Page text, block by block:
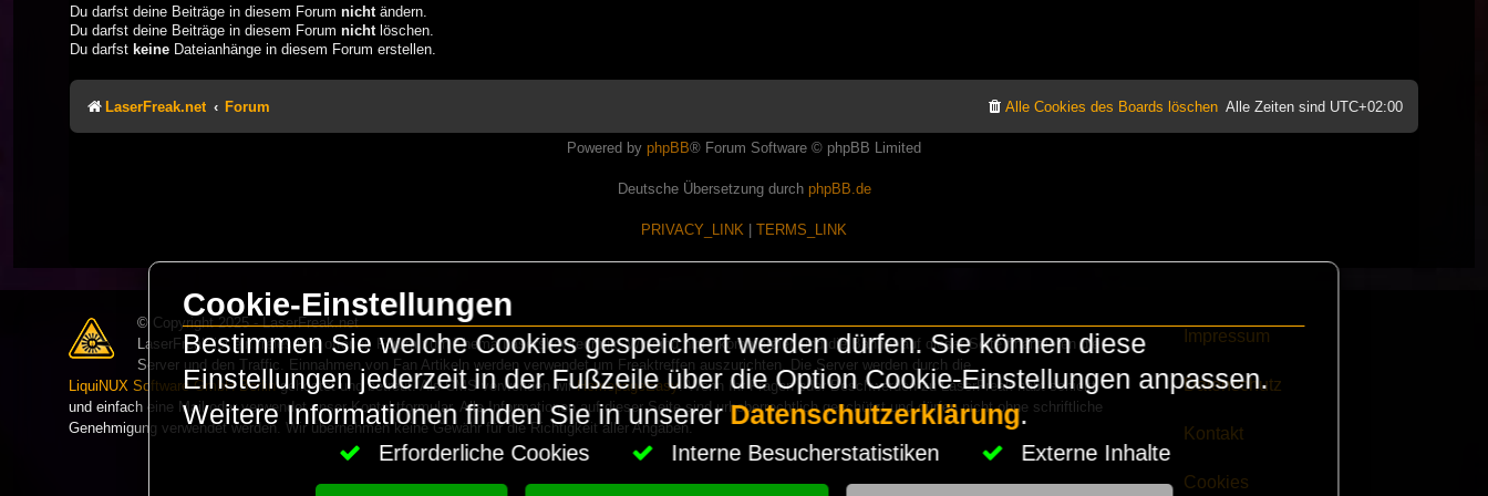
Du darfst deine Beiträge in diesem Forum nicht ändern.
Du darfst deine Beiträge in diesem Forum nicht löschen.
Du darfst keine Dateianhänge in diesem Forum erstellen.
LaserFreak.net Forum Alle Zeiten sind UTC+02:00
Alle Cookies des Boards löschen
Powered by phpBB® Forum Software © phpBB Limited
Deutsche Übersetzung durch phpBB.de
PRIVACY_LINK TERMS_LINK
© Copyright 2025 - LaserFreak.net
LaserFreak ist ein freies und offenes Forum zum Thema Lasershowtechnik. Wir sind nicht kommerziell und die Banner auf dieser Seite finanzieren die
Server und den Traffic. Einnahmen von Fan Artikeln werden verwendet um Freaktreffen auszurichten. Die Server werden durch die
LiquiNUX Software GmbH Berlingehostet und betreut. Als CMS verwenden wirHomepageEasy. Wenn Ihr Fragen oder Beschwerden zu LaserFreak habt schickt
und einfach eine Mail oder verwendet unser Kontaktformular. Alle Informationen auf dieser Seite sind urheberrechtlich geschützt und dürfen nicht ohne schriftliche
Genehmigung verwendet werden. Wir übernehmen keine Gewähr für die Richtigkeit aller Angaben.
Impressum
Datenschutz
Kontakt
Cookies
Cookie-Einstellungen
Bestimmen Sie welche Cookies gespeichert werden dürfen. Sie können diese
Einstellungen jederzeit in der Fußzeile über die Option Cookie-Einstellungen anpassen.
Weitere Informationen finden Sie in unsererDatenschutzerklärung.
Erforderliche Cookies Interne Besucherstatistiken Externe Inhalte